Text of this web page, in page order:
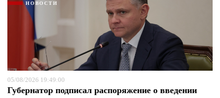
НОВОСТИ
05/08/2026 19:49:00
Губернатор подписал распоряжение о введении